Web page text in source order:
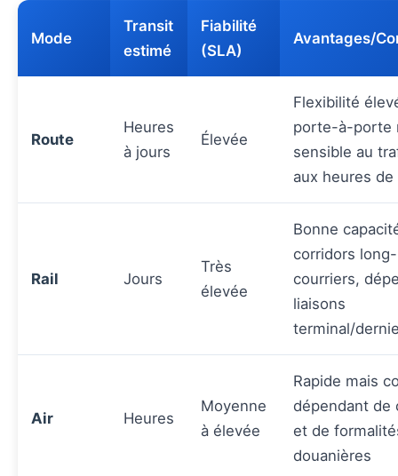
Mode
Transit
estimé
Fiabilité
(SLA)
Avantages/
Route
Heures
à jours
Élevée
Flexibilité
porte-à-porte
sensible au
aux heures
Rail Jours
Très
élevée
Bonne
corridors long-
courriers,
liaisons
terminal/
Air Heures
Moyenne
à élevée
Rapide mais
dépendant de
et de
douanières